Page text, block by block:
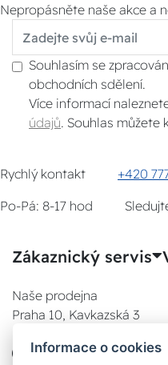
Nepropásněte naše akce a
Souhlasím se
obchodních sdělení.
Více informací
údajů . Souhlas
Rychlý kontakt +420
Po-Pá: 8-17 hod
Zákaznický servis
Naše prodejna
Praha 10, Kavkazská 3
777 780 841
Informace o cookies